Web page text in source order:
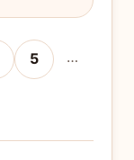
5 …